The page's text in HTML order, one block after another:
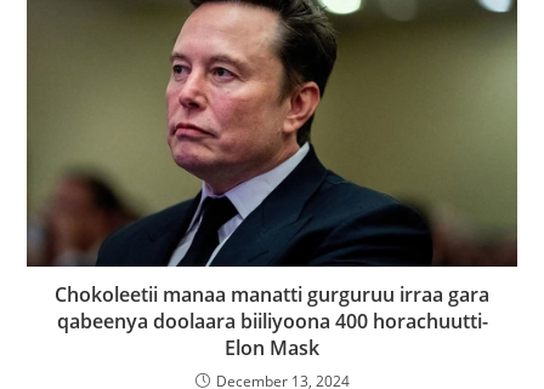
Chokoleetii manaa manatti gurguruu irraa gara
qabeenya doolaara biiliyoona 400 horachuutti-
Elon Mask
December 13, 2024